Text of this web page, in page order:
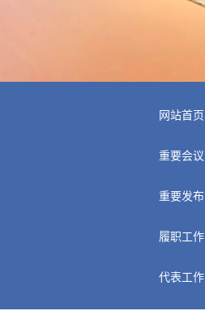
网站首页
重要会议
重要发布
履职工作
代表工作